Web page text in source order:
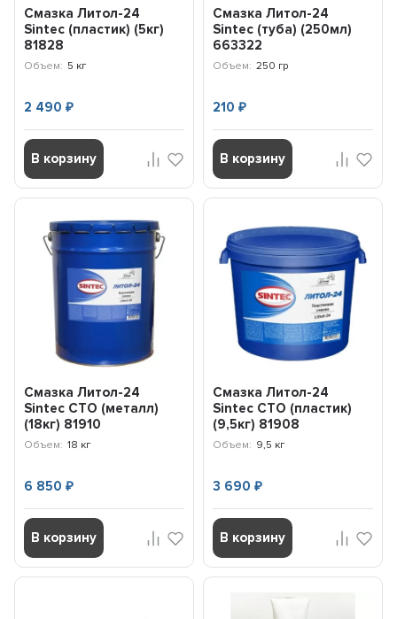
Смазка Литол-24
Sintec (пластик) (5кг)
81828
Объем: 5 кг
2 490₽
В корзину
Смазка Литол-24
Sintec (туба) (250мл)
663322
Объем: 250 гр
210 ₽
В корзину
Смазка Литол-24
Sintec СТО (металл)
(18кг) 81910
Объем: 18 кг
6 850₽
В корзину
Смазка Литол-24
Sintec СТО (пластик)
(9,5кг) 81908
Объем: 9,5 кг
3 690 ₽
В корзину